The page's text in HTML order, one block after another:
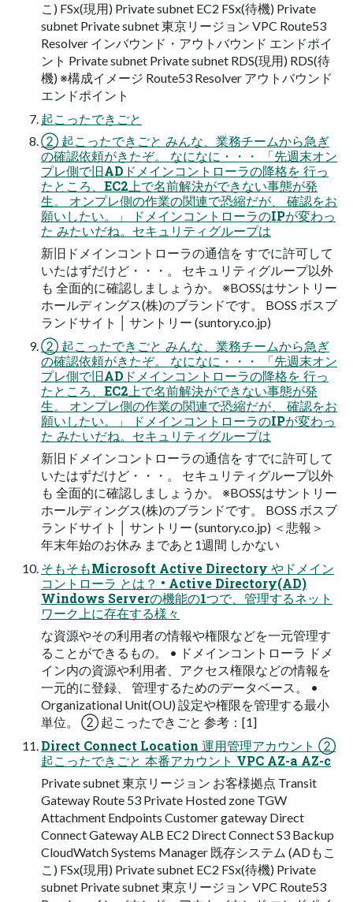
こ) FSx(現用) Private subnet EC2 FSx(待機) Private
subnet Private subnet 東京リージョン VPC Route53
Resolver インバウンド・アウトバウンド エンドポイ
ント Private subnet Private subnet RDS(現用) RDS(待
機) ※構成イメージ Route53 Resolver アウトバウンド
エンドポイント
起こったできごと
② 起こったできごと みんな、業務チームから急ぎ
の確認依頼がきたぞ。 なになに・・・ 「先週末オン
プレ側で旧ADドメインコントローラの降格を 行っ
たところ、EC2上で名前解決ができない事態が発
生。 オンプレ側の作業の関連で恐縮だが、 確認をお
願いしたい。」 ドメインコントローラのIPが変わっ
た みたいだね。セキュリティグループは
新旧ドメインコントローラの通信を すでに許可して
いたはずだけど・・・。 セキュリティグループ以外
も 全面的に確認しましょうか。 ※BOSSはサントリー
ホールディングス(株)のブランドです。 BOSS ボスブ
ランドサイト │ サントリー (suntory.co.jp)
② 起こったできごと みんな、業務チームから急ぎ
の確認依頼がきたぞ。 なになに・・・ 「先週末オン
プレ側で旧ADドメインコントローラの降格を 行っ
たところ、EC2上で名前解決ができない事態が発
生。 オンプレ側の作業の関連で恐縮だが、 確認をお
願いしたい。」 ドメインコントローラのIPが変わっ
た みたいだね。セキュリティグループは
新旧ドメインコントローラの通信を すでに許可して
いたはずだけど・・・。 セキュリティグループ以外
も 全面的に確認しましょうか。 ※BOSSはサントリー
ホールディングス(株)のブランドです。 BOSS ボスブ
ランドサイト │ サントリー (suntory.co.jp) ＜悲報＞
年末年始のお休み まであと1週間 しかない
そもそもMicrosoft Active Directory やドメイン
コントローラ とは？ • Active Directory(AD)
Windows Serverの機能の1つで、管理するネット
ワーク上に存在する様々
な資源やその利用者の情報や権限などを一元管理す
ることができるもの。 • ドメインコントローラ ドメ
イン内の資源や利用者、アクセス権限などの情報を
一元的に登録、 管理するためのデータベース。 •
Organizational Unit(OU) 設定や権限を管理する最小
単位。 ② 起こったできごと 参考：[1]
Direct Connect Location 運用管理アカウント ②
起こったできごと 本番アカウント VPC AZ-a AZ-c
Private subnet 東京リージョン お客様拠点 Transit
Gateway Route 53 Private Hosted zone TGW
Attachment Endpoints Customer gateway Direct
Connect Gateway ALB EC2 Direct Connect S3 Backup
CloudWatch Systems Manager 既存システム (ADもこ
こ) FSx(現用) Private subnet EC2 FSx(待機) Private
subnet Private subnet 東京リージョン VPC Route53